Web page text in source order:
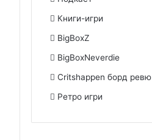
Книги-игри
BigBoxZ
BigBoxNeverdie
Critshappen борд ревю
Ретро игри